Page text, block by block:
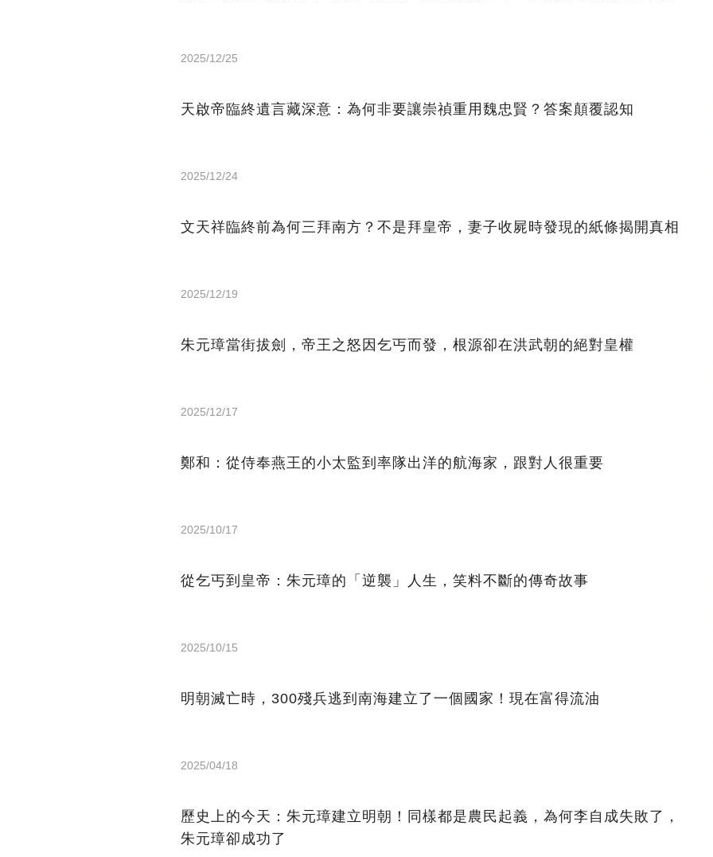
2025/12/25
天啟帝臨終遺言藏深意：為何非要讓崇禎重用魏忠賢？答案顛覆認知
2025/12/24
文天祥臨終前為何三拜南方？不是拜皇帝，妻子收屍時發現的紙條揭開真相
2025/12/19
朱元璋當街拔劍，帝王之怒因乞丐而發，根源卻在洪武朝的絕對皇權
2025/12/17
鄭和：從侍奉燕王的小太監到率隊出洋的航海家，跟對人很重要
2025/10/17
從乞丐到皇帝：朱元璋的「逆襲」人生，笑料不斷的傳奇故事
2025/10/15
明朝滅亡時，300殘兵逃到南海建立了一個國家！現在富得流油
2025/04/18
歷史上的今天：朱元璋建立明朝！同樣都是農民起義，為何李自成失敗了，
朱元璋卻成功了